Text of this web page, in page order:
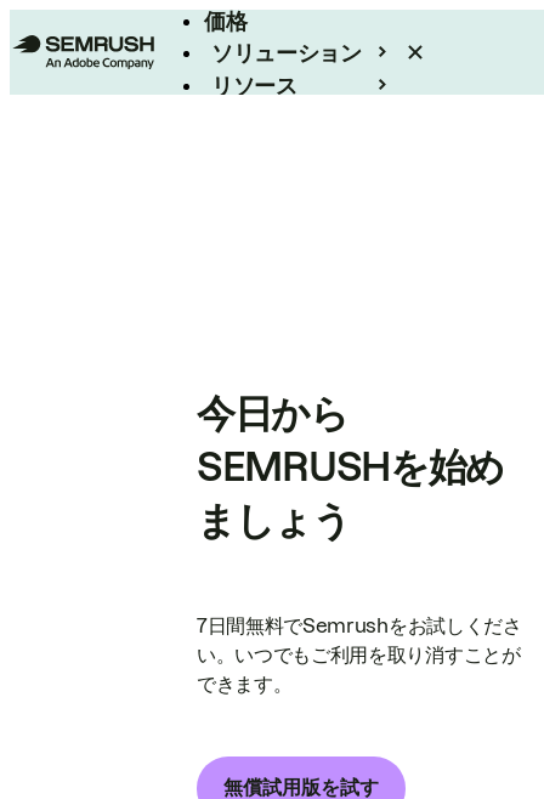
価格
ソリューション
リソース
今日から
SEMRUSHを始め
ましょう
7日間無料でSemrushをお試しくださ
い。いつでもご利用を取り消すことが
できます。
無償試用版を試す